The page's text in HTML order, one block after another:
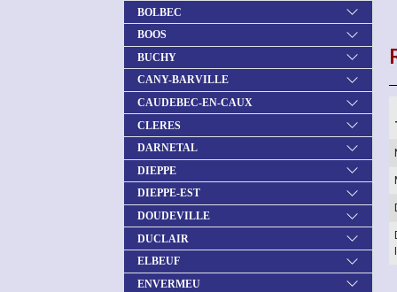
BOLBEC
BOOS
BUCHY
CANY-BARVILLE
CAUDEBEC-EN-CAUX
CLERES
DARNETAL
DIEPPE
DIEPPE-EST
DOUDEVILLE
DUCLAIR
ELBEUF
ENVERMEU